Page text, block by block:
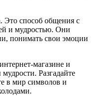
Это способ общения с
и мудростью. Они
понимать свои эмоции
магазине и
Разгадайте
в мир символов и